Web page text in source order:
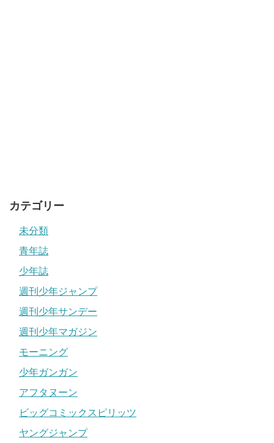
カテゴリー
未分類
青年誌
少年誌
週刊少年ジャンプ
週刊少年サンデー
週刊少年マガジン
モーニング
少年ガンガン
アフタヌーン
ビッグコミックスピリッツ
ヤングジャンプ